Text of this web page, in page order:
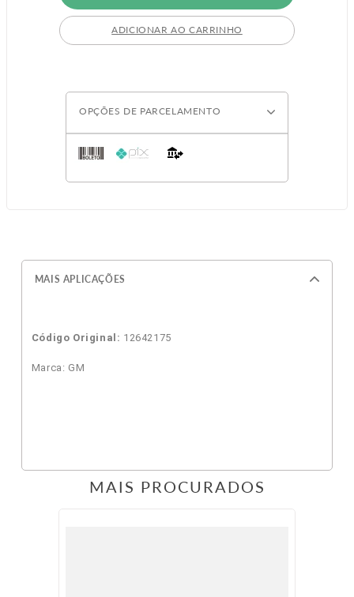
ADICIONAR AO CARRINHO
OPÇÕES DE PARCELAMENTO
MAIS APLICAÇÕES
Código Original: 12642175
Marca: GM
MAIS PROCURADOS